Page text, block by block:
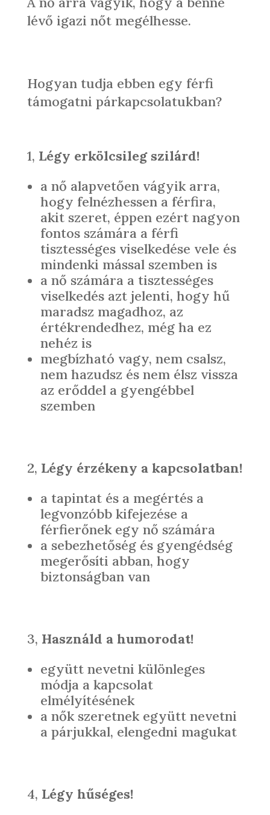
lévő igazi nőt megélhesse.
Hogyan tudja ebben egy férfi
támogatni párkapcsolatukban?
1, Légy erkölcsileg szilárd!
a nő alapvetően vágyik arra,
hogy felnézhessen a férfira,
akit szeret, éppen ezért nagyon
fontos számára a férfi
tisztességes viselkedése vele és
mindenki mással szemben is
a nő számára a tisztességes
viselkedés azt jelenti, hogy hű
maradsz magadhoz, az
értékrendedhez, még ha ez
nehéz is
megbízható vagy, nem csalsz,
nem hazudsz és nem élsz vissza
az erőddel a gyengébbel
szemben
2, Légy érzékeny a kapcsolatban!
a tapintat és a megértés a
legvonzóbb kifejezése a
férfierőnek egy nő számára
a sebezhetőség és gyengédség
megerősíti abban, hogy
biztonságban van
3, Használd a humorodat!
együtt nevetni különleges
módja a kapcsolat
elmélyítésének
a nők szeretnek együtt nevetni
a párjukkal, elengedni magukat
4, Légy hűséges!